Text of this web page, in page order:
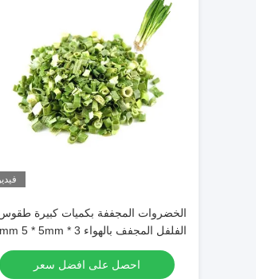
الخضروات المجففة بكميات كبيرة
لون طبيعي طعم لا مضافات ماكس 7٪
رطوبة كرتون التعبئة عالية الجودة
احصل على افضل سعر